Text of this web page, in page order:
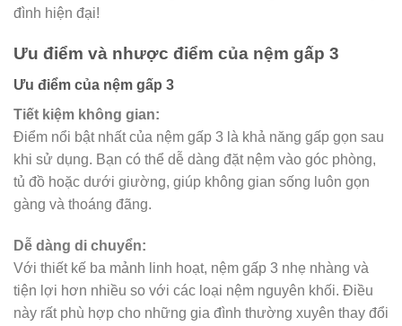
đình hiện đại!
Ưu điểm và nhược điểm của nệm gấp 3
Ưu điểm của nệm gấp 3
Tiết kiệm không gian:
Điểm nổi bật nhất của nệm gấp 3 là khả năng gấp gọn sau
khi sử dụng. Bạn có thể dễ dàng đặt nệm vào góc phòng,
tủ đồ hoặc dưới giường, giúp không gian sống luôn gọn
gàng và thoáng đãng.
Dễ dàng di chuyển:
Với thiết kế ba mảnh linh hoạt, nệm gấp 3 nhẹ nhàng và
tiện lợi hơn nhiều so với các loại nệm nguyên khối. Điều
này rất phù hợp cho những gia đình thường xuyên thay đổi